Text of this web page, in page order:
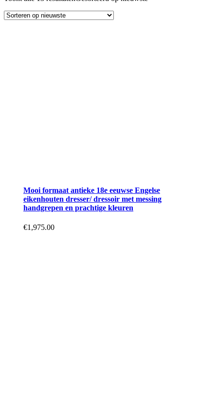
Mooi formaat antieke 18e eeuwse Engelse
eikenhouten dresser/ dressoir met messing
handgrepen en prachtige kleuren
€1,975.00